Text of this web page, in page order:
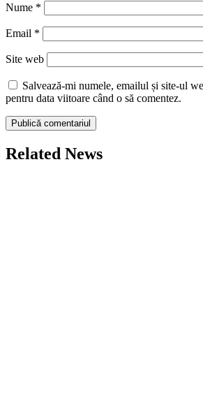
Nume *
Email *
Site web
Salvează-mi numele, emailul și site-ul
pentru data viitoare când o să comentez.
Related News